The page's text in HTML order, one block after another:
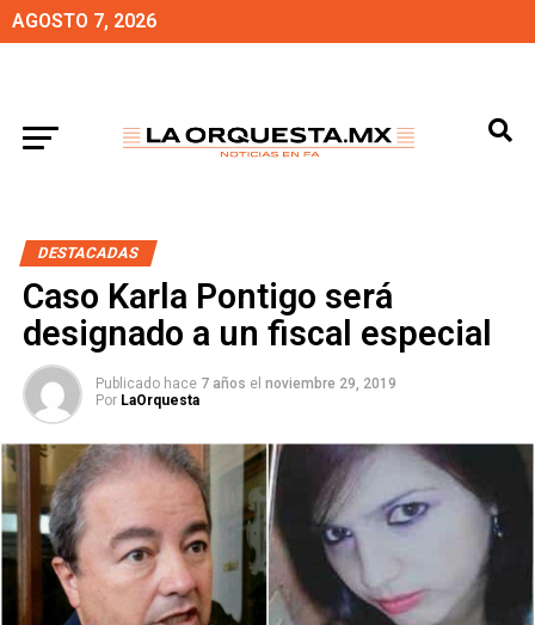
AGOSTO 7, 2026
DESTACADAS
Caso Karla Pontigo será
designado a un fiscal especial
Publicado hace 7 años el noviembre 29, 2019
Por LaOrquesta